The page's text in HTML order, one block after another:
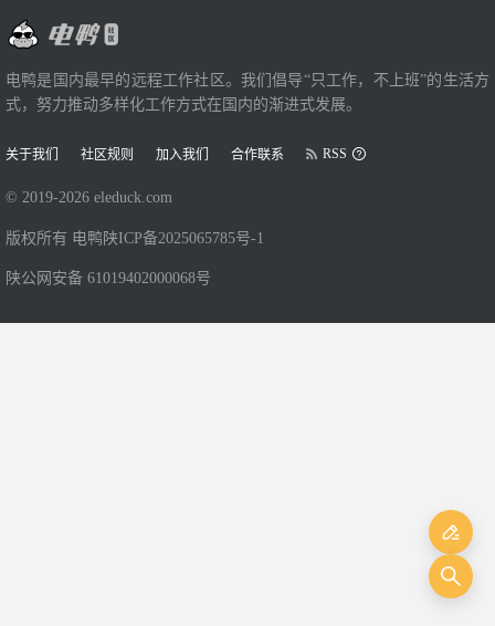
电鸭是国内最早的远程工作社区。我们倡导“只工作，不上班”的生活方
式，努力推动多样化工作方式在国内的渐进式发展。
关于我们 社区规则 加入我们 合作联系 RSS
© 2019-2026 eleduck.com
版权所有 电鸭 陕ICP备2025065785号-1
陕公网安备 61019402000068号